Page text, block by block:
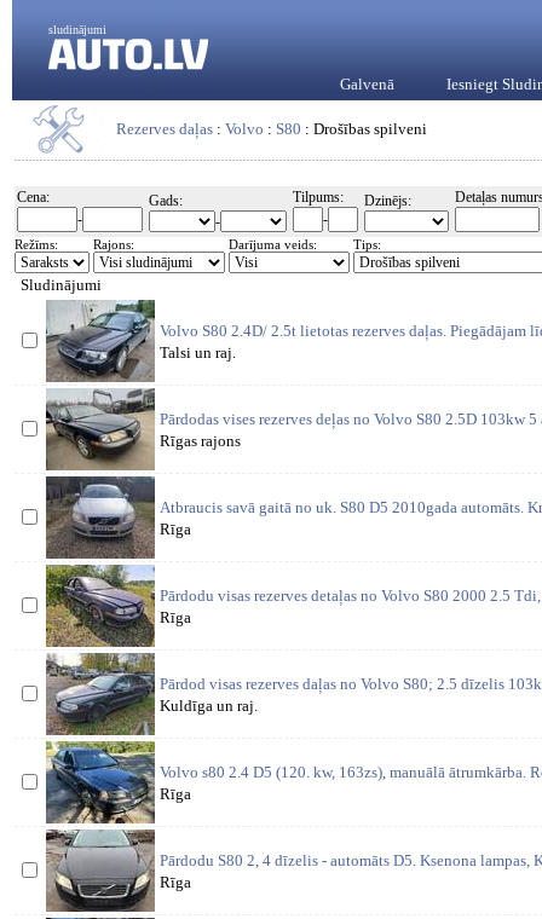
sludinājumi
Galvenā Iesniegt
Rezerves daļas : Volvo : S80 : Drošības spilveni
Cena:
-
Gads:
-
Tilpums:
-
Dzinējs: Detaļas
Režīms: Rajons: Darījuma veids: Tips:
Sludinājumi
Volvo S80 2.4D/ 2.5t lietotas rezerves daļas. Piegādājam
Talsi un raj.
Pārdodas vises rezerves deļas no Volvo S80 2.5D 103kw
Rīgas rajons
Atbraucis savā gaitā no uk. S80 D5 2010gada automāts.
Rīga
Pārdodu visas rezerves detaļas no Volvo S80 2000 2.5
Rīga
Pārdod visas rezerves daļas no Volvo S80; 2.5 dīzelis
Kuldīga un raj.
Volvo s80 2.4 D5 (120. kw, 163zs), manuālā ātrumkārba.
Rīga
Pārdodu S80 2, 4 dīzelis - automāts D5. Ksenona lampas,
Rīga